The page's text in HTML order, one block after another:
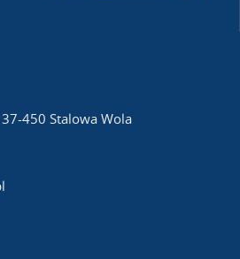
450 Stalowa Wola